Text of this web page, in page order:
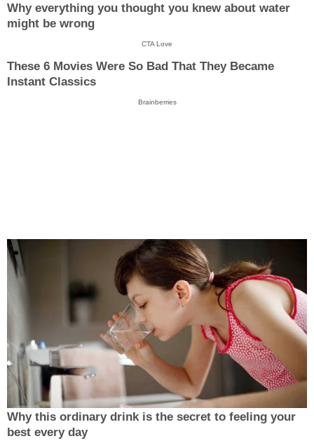
Why everything you thought you knew about water
might be wrong
CTA Love
These 6 Movies Were So Bad That They Became
Instant Classics
Brainberries
Why this ordinary drink is the secret to feeling your
best every day